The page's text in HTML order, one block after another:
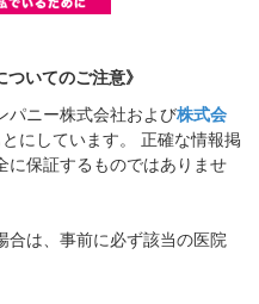
ついてのご注意》
パニー株式会社および株式会
にしています。 正確な情報掲
に保証するものではありませ
合は、事前に必ず該当の医院